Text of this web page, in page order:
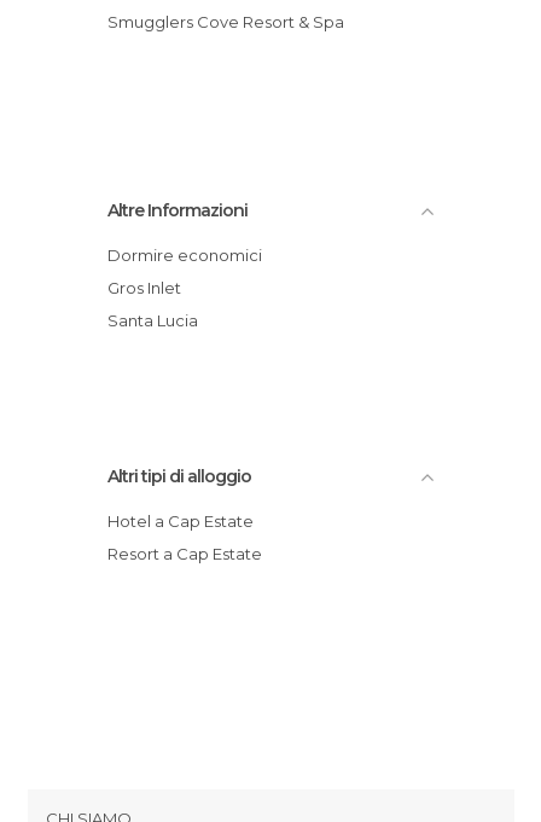
Smugglers Cove Resort & Spa
Altre Informazioni
Dormire economici
Gros Inlet
Santa Lucia
Altri tipi di alloggio
Hotel a Cap Estate
Resort a Cap Estate